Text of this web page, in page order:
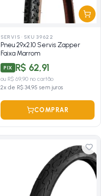
SERVIS · SKU 39622
Pneu 29x2.10 Servis Zapper
Faixa Marrom
PIX R$ 62,91
ou R$ 69,90 no cartão
2x de R$ 34,95 sem juros
COMPRAR